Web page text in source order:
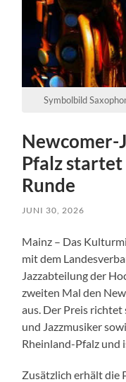
Symbolbild
Newcomer-
Pfalz
Runde
JUNI 30, 2026
Mainz – Das
mit dem
Jazzabteilung der
zweiten Mal den
aus. Der Preis richtet
und Jazzmusiker
Rheinland-Pfalz und
Zusätzlich erhält die